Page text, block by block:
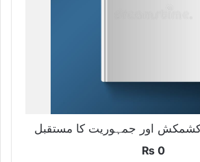
اور جمہوریت کا مستقبل
₨ 0